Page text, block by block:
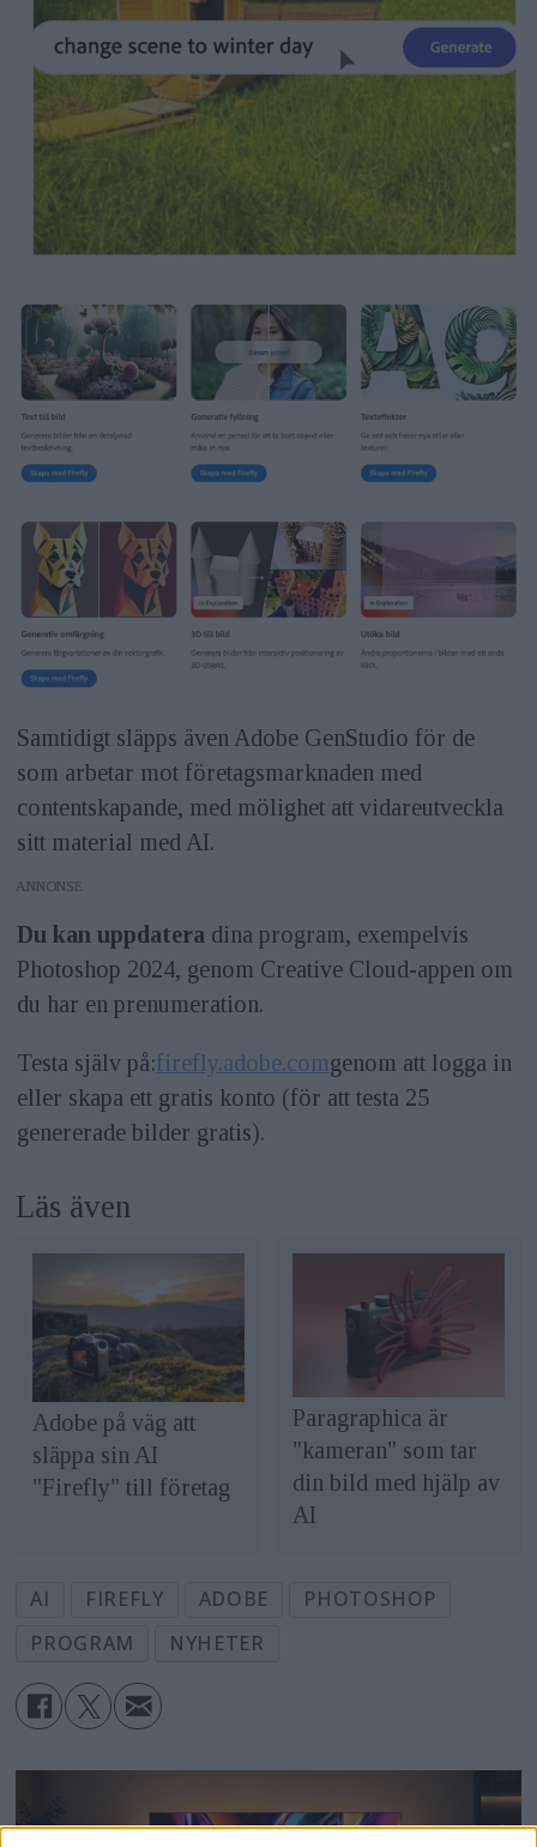
Samtidigt släpps även Adobe GenStudio för de
som arbetar mot företagsmarknaden med
contentskapande, med mölighet att vidareutveckla
sitt material med AI.
ANNONS
Du kan uppdatera dina program, exempelvis
Photoshop 2024, genom Creative Cloud-appen om
du har en prenumeration.
Testa själv på:firefly.adobe.comgenom att logga in
eller skapa ett gratis konto (för att testa 25
genererade bilder gratis).
Läs även
Adobe på väg att
släppa sin AI
"Firefly" till företag
Paragraphica är
"kameran" som tar
din bild med hjälp av
AI
AI FIREFLY ADOBE
PHOTOSHOP
PROGRAM
NYHETER